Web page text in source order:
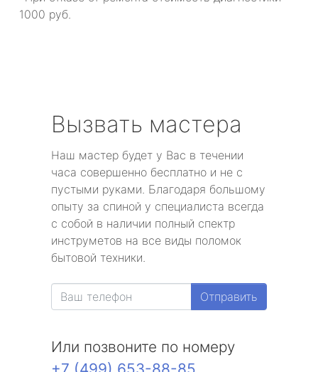
1000 руб.
Вызвать мастера
Наш мастер будет у Вас в течении
часа совершенно бесплатно и не с
пустыми руками. Благодаря большому
опыту за спиной у специалиста всегда
с собой в наличии полный спектр
инструметов на все виды поломок
бытовой техники.
Отправить
Или позвоните по номеру